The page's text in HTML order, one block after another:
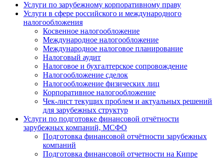
Услуги по зарубежному корпоративному праву
Услуги в сфере российского и международного
налогообложения
Косвенное налогообложение
Международное налогообложение
Международное налоговое планирование
Налоговый аудит
Налоговое и бухгалтерское сопровождение
Налогообложение сделок
Налогообложение физических лиц
Корпоративное налогообложение
Чек-лист текущих проблем и актуальных решений
для зарубежных структур
Услуги по подготовке финансовой отчётности
зарубежных компаний, МСФО
Подготовка финансовой отчётности зарубежных
компаний
Подготовка финансовой отчетности на Кипре